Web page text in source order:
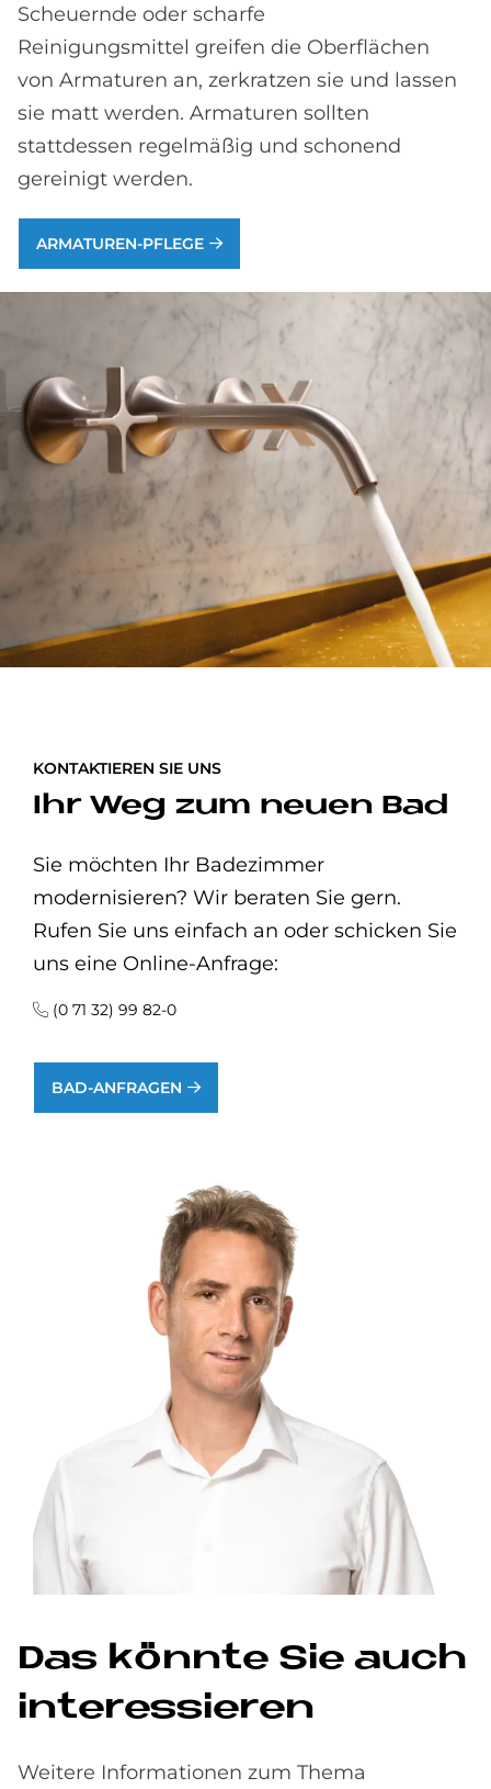
Scheuernde oder scharfe
Reinigungsmittel greifen die Oberflächen
von Armaturen an, zerkratzen sie und lassen
sie matt werden. Armaturen sollten
stattdessen regelmäßig und schonend
gereinigt werden.
ARMATUREN-PFLEGE
KONTAKTIEREN SIE UNS
Ihr Weg zum neuen Bad
Sie möchten Ihr Badezimmer
modernisieren? Wir beraten Sie gern.
Rufen Sie uns einfach an oder schicken Sie
uns eine Online-Anfrage:
(0 71 32) 99 82-0
BAD-ANFRAGEN
Das könnte Sie auch
interessieren
Weitere Informationen zum Thema